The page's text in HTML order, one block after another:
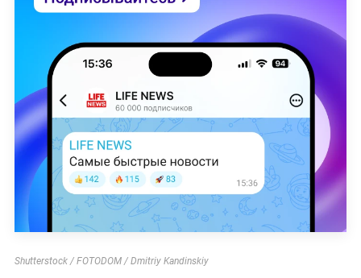
Shutterstock / FOTODOM / Dmitriy Kandinskiy